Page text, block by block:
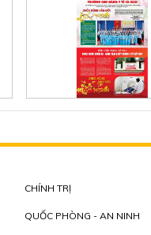
CHÍNH TRỊ
QUỐC PHÒNG - AN NINH